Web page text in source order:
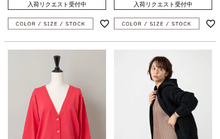
入荷リクエスト受付中 入荷リクエスト受付中